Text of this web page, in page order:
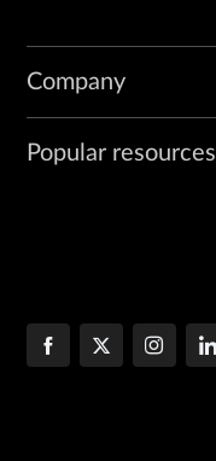
Company
Popular resources